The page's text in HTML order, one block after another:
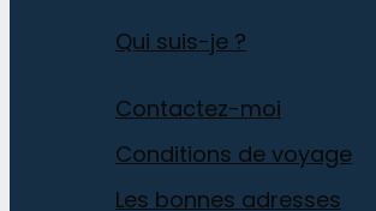
Qui suis-je ?
Contactez-moi
Conditions de voyage
Les bonnes adresses